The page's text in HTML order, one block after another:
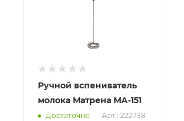
Ручной вспениватель
молока Матрена MA-151
Достаточно Арт.: 222738